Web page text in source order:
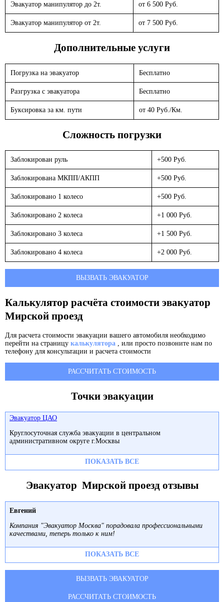
Эвакуатор манипулятор до 2т. от 6 500 Руб.
Эвакуатор манипулятор от 2т. от 7 500 Руб.
Дополнительные услуги
Погрузка на эвакуатор Бесплатно
Разгрузка с эвакуатора Бесплатно
Буксировка за км. пути от 40 Руб./Км.
Сложность погрузки
Заблокирован руль +500 Руб.
Заблокирована МКПП/АКПП +500 Руб.
Заблокировано 1 колесо +500 Руб.
Заблокировано 2 колеса +1 000 Руб.
Заблокировано 3 колеса +1 500 Руб.
Заблокировано 4 колеса +2 000 Руб.
ВЫЗВАТЬ ЭВАКУАТОР
Калькулятор расчёта стоимости эвакуатор
Мирской проезд
Для расчета стоимости эвакуации вашего автомобиля необходимо
перейти на страницу калькулятора , или просто позвоните нам по
телефону для консультации и расчета стоимости
РАССЧИТАТЬ СТОИМОСТЬ
Точки эвакуации
Эвакуатор ЦАО
Круглосуточная служба эвакуации в центральном
административном округе г.Москвы
ПОКАЗАТЬ ВСЕ
Эвакуатор Мирской проезд отзывы
Евгений
Компания "Эвакуатор Москва" порадовала профессиональными
качествами, теперь только к ним!
ПОКАЗАТЬ ВСЕ
ВЫЗВАТЬ ЭВАКУАТОР
РАССЧИТАТЬ СТОИМОСТЬ